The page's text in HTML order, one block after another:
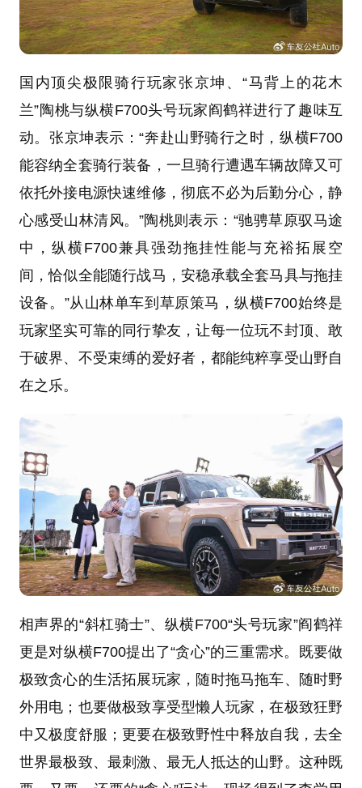
国内顶尖极限骑行玩家张京坤、“马背上的花木
兰”陶桃与纵横F700头号玩家阎鹤祥进行了趣味互
动。张京坤表示：“奔赴山野骑行之时，纵横F700
能容纳全套骑行装备，一旦骑行遭遇车辆故障又可
依托外接电源快速维修，彻底不必为后勤分心，静
心感受山林清风。”陶桃则表示：“驰骋草原驭马途
中，纵横F700兼具强劲拖挂性能与充裕拓展空
间，恰似全能随行战马，安稳承载全套马具与拖挂
设备。”从山林单车到草原策马，纵横F700始终是
玩家坚实可靠的同行挚友，让每一位玩不封顶、敢
于破界、不受束缚的爱好者，都能纯粹享受山野自
在之乐。
相声界的“斜杠骑士”、纵横F700“头号玩家”阎鹤祥
更是对纵横F700提出了“贪心”的三重需求。既要做
极致贪心的生活拓展玩家，随时拖马拖车、随时野
外用电；也要做极致享受型懒人玩家，在极致狂野
中又极度舒服；更要在极致野性中释放自我，去全
世界最极致、最刺激、最无人抵达的山野。这种既